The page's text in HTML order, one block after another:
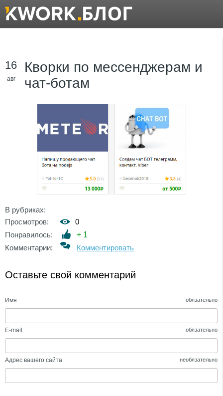
16
авг
Кворки по мессенджерам и
чат-ботам
В рубриках:
Просмотров:
0
Понравилось:
+ 1
Комментарии:
Комментировать
Оставьте свой комментарий
Имя обязательно
E-mail обязательно
Адрес вашего сайта необязательно